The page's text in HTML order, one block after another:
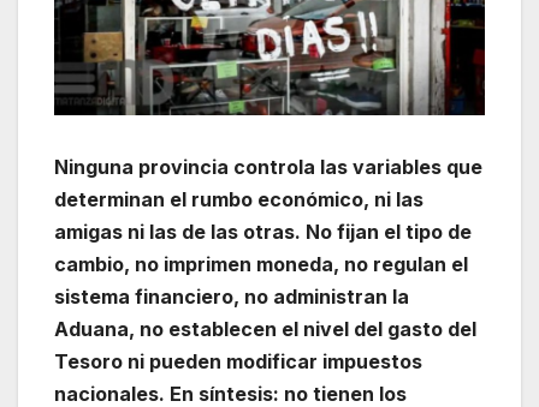
Ninguna provincia controla las variables que
determinan el rumbo económico, ni las
amigas ni las de las otras. No fijan el tipo de
cambio, no imprimen moneda, no regulan el
sistema financiero, no administran la
Aduana, no establecen el nivel del gasto del
Tesoro ni pueden modificar impuestos
nacionales. En síntesis: no tienen los